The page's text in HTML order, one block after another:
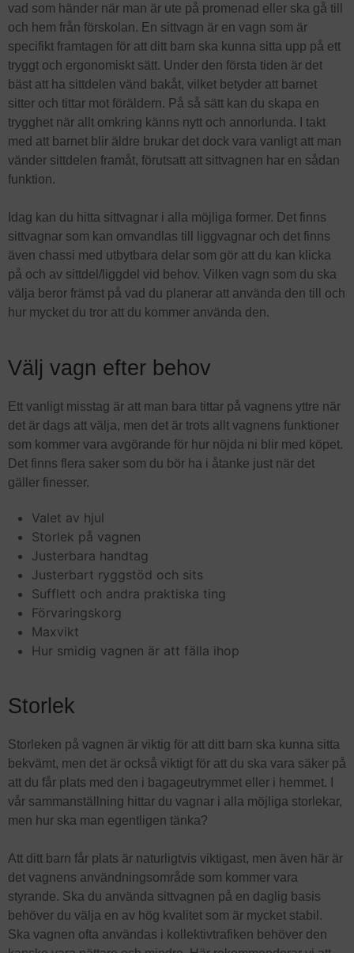
vad som händer när man är ute på promenad eller ska gå till
och hem från förskolan. En sittvagn är en vagn som är
specifikt framtagen för att ditt barn ska kunna sitta upp på ett
tryggt och ergonomiskt sätt. Under den första tiden är det
bäst att ha sittdelen vänd bakåt, vilket betyder att barnet
sitter och tittar mot föräldern. På så sätt kan du skapa en
trygghet när allt omkring känns nytt och annorlunda. I takt
med att barnet blir äldre brukar det dock vara vanligt att man
vänder sittdelen framåt, förutsatt att sittvagnen har en sådan
funktion.
Idag kan du hitta sittvagnar i alla möjliga former. Det finns
sittvagnar som kan omvandlas till liggvagnar och det finns
även chassi med utbytbara delar som gör att du kan klicka
på och av sittdel/liggdel vid behov. Vilken vagn som du ska
välja beror främst på vad du planerar att använda den till och
hur mycket du tror att du kommer använda den.
Välj vagn efter behov
Ett vanligt misstag är att man bara tittar på vagnens yttre när
det är dags att välja, men det är trots allt vagnens funktioner
som kommer vara avgörande för hur nöjda ni blir med köpet.
Det finns flera saker som du bör ha i åtanke just när det
gäller finesser.
Valet av hjul
Storlek på vagnen
Justerbara handtag
Justerbart ryggstöd och sits
Sufflett och andra praktiska ting
Förvaringskorg
Maxvikt
Hur smidig vagnen är att fälla ihop
Storlek
Storleken på vagnen är viktig för att ditt barn ska kunna sitta
bekvämt, men det är också viktigt för att du ska vara säker på
att du får plats med den i bagageutrymmet eller i hemmet. I
vår sammanställning hittar du vagnar i alla möjliga storlekar,
men hur ska man egentligen tänka?
Att ditt barn får plats är naturligtvis viktigast, men även här är
det vagnens användningsområde som kommer vara
styrande. Ska du använda sittvagnen på en daglig basis
behöver du välja en av hög kvalitet som är mycket stabil.
Ska vagnen ofta användas i kollektivtrafiken behöver den